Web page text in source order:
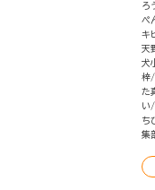
ろ
ぺ
キ
天
犬
梓
た
い
ち
集